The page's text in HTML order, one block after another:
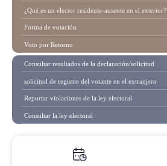
¿Qué es un elector residente-ausente en el exterior?
Forma de votación
Voto por Retorno
Consultar resultados de la declaración/solicitud
solicitud de registro del votante en el extranjero
Reportar violaciones de la ley electoral
Consultar la ley electoral